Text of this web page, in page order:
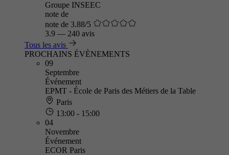
Groupe INSEEC
note de
note de 3.88/5
3.9 — 240 avis
Tous les avis
PROCHAINS ÉVÈNEMENTS
09
Septembre
Événement
EPMT - École de Paris des Métiers de la Table
Paris
13:00 - 15:00
04
Novembre
Événement
ECOR Paris